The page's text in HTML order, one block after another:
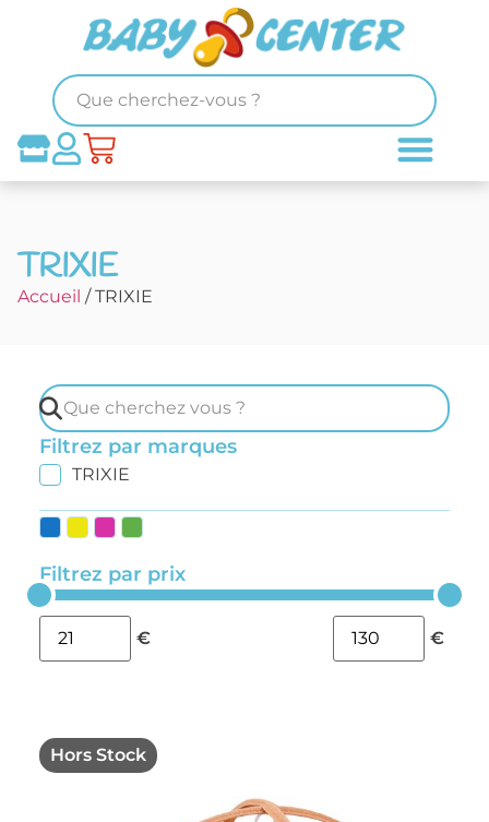
TRIXIE
Accueil / TRIXIE
Filtrez par marques
TRIXIE
Filtrez par prix
€ €
Hors Stock